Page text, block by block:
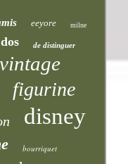
eeyore milne
de distinguer
vintage
figurine
disney
bourriquet